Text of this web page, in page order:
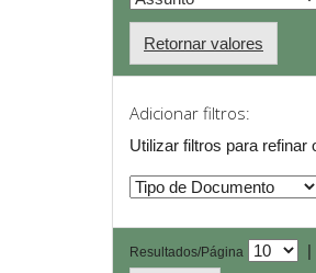
Retornar valores
Adicionar filtros:
Utilizar filtros para refinar
Resultados/Página |